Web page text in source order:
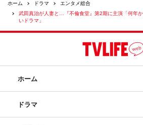
ホーム ドラマ
エンタメ総合
武田真治が人妻と…『不倫食堂』第2期に主演「何年
いドラマ」
ホーム
ドラマ